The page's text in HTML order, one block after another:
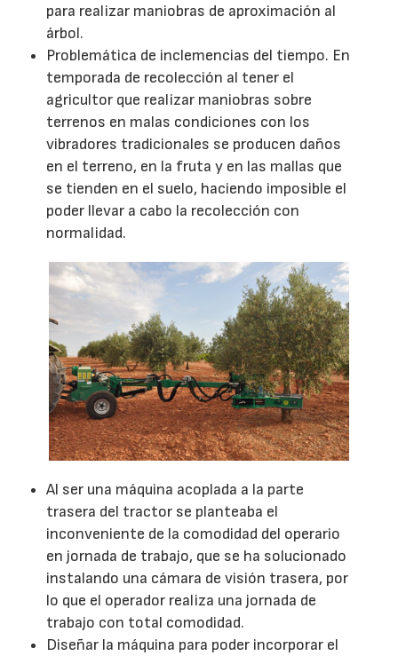
para realizar maniobras de aproximación al
árbol.
Problemática de inclemencias del tiempo. En
temporada de recolección al tener el
agricultor que realizar maniobras sobre
terrenos en malas condiciones con los
vibradores tradicionales se producen daños
en el terreno, en la fruta y en las mallas que
se tienden en el suelo, haciendo imposible el
poder llevar a cabo la recolección con
normalidad.
Al ser una máquina acoplada a la parte
trasera del tractor se planteaba el
inconveniente de la comodidad del operario
en jornada de trabajo, que se ha solucionado
instalando una cámara de visión trasera, por
lo que el operador realiza una jornada de
trabajo con total comodidad.
Diseñar la máquina para poder incorporar el